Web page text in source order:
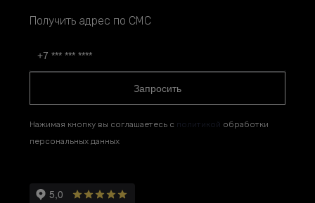
Получить адрес по СМС
Запросить
Нажимая кнопку вы соглашаетесь с политикой обработки
персональных данных